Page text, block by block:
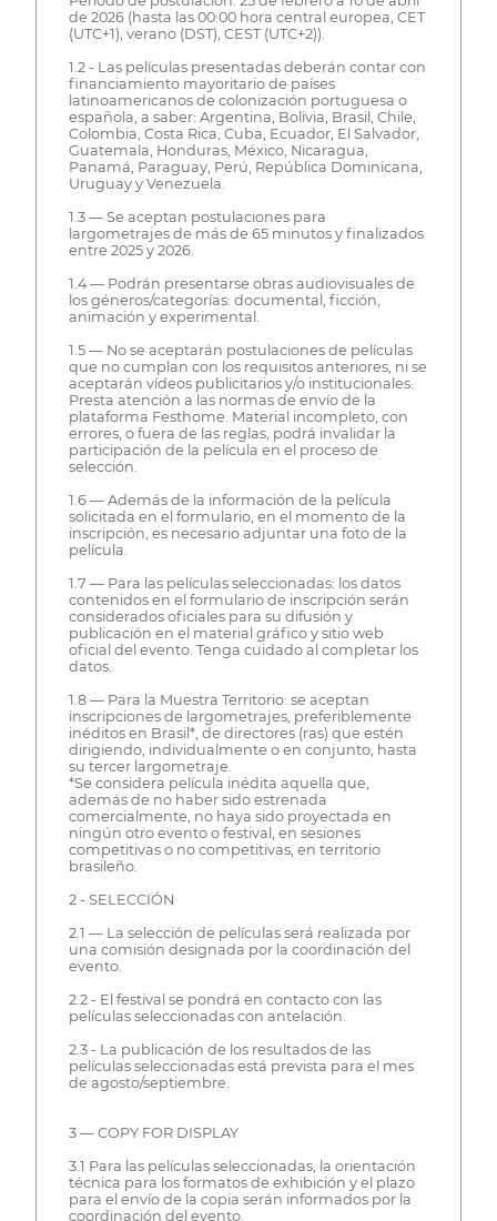
de 2026 (hasta las 00:00 hora central europea, CET
(UTC+1), verano (DST), CEST (UTC+2)).
1.2 - Las películas presentadas deberán contar con
financiamiento mayoritario de países
latinoamericanos de colonización portuguesa o
española, a saber: Argentina, Bolivia, Brasil, Chile,
Colombia, Costa Rica, Cuba, Ecuador, El Salvador,
Guatemala, Honduras, México, Nicaragua,
Panamá, Paraguay, Perú, República Dominicana,
Uruguay y Venezuela.
1.3 — Se aceptan postulaciones para
largometrajes de más de 65 minutos y finalizados
entre 2025 y 2026.
1.4 — Podrán presentarse obras audiovisuales de
los géneros/categorías: documental, ficción,
animación y experimental.
1.5 — No se aceptarán postulaciones de películas
que no cumplan con los requisitos anteriores, ni se
aceptarán vídeos publicitarios y/o institucionales.
Presta atención a las normas de envío de la
plataforma Festhome. Material incompleto, con
errores, o fuera de las reglas, podrá invalidar la
participación de la película en el proceso de
selección.
1.6 — Además de la información de la película
solicitada en el formulario, en el momento de la
inscripción, es necesario adjuntar una foto de la
película.
1.7 — Para las películas seleccionadas: los datos
contenidos en el formulario de inscripción serán
considerados oficiales para su difusión y
publicación en el material gráfico y sitio web
oficial del evento. Tenga cuidado al completar los
datos.
1.8 — Para la Muestra Territorio: se aceptan
inscripciones de largometrajes, preferiblemente
inéditos en Brasil*, de directores (ras) que estén
dirigiendo, individualmente o en conjunto, hasta
su tercer largometraje.
*Se considera película inédita aquella que,
además de no haber sido estrenada
comercialmente, no haya sido proyectada en
ningún otro evento o festival, en sesiones
competitivas o no competitivas, en territorio
brasileño.
2 - SELECCIÓN
2.1 — La selección de películas será realizada por
una comisión designada por la coordinación del
evento.
2.2 - El festival se pondrá en contacto con las
películas seleccionadas con antelación.
2.3 - La publicación de los resultados de las
películas seleccionadas está prevista para el mes
de agosto/septiembre.
3 — COPY FOR DISPLAY
3.1 Para las películas seleccionadas, la orientación
técnica para los formatos de exhibición y el plazo
para el envío de la copia serán informados por la
coordinación del evento.